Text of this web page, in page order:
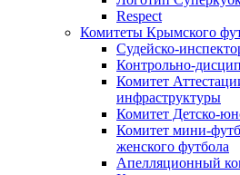
Respect
Комитеты Крымского
Судейско-
Контрольно-
Комитет
инфраструктуры
Комитет Детско-
Комитет мини-
женского футбола
Апелляционный